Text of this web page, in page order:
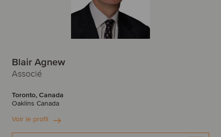
Blair Agnew
Associé
Toronto, Canada
Oaklins Canada
Voir le profil